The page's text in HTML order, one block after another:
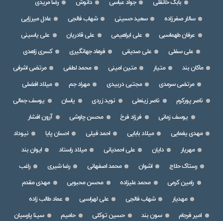
بابک خانقلی
جواد عباسی دانوش
رضا مریدی
سالار صفرزاده
سعید حسینی شهاب فالجی
عادل میرزایی
عرفان طهماسبی
علی ابراهیمی علی قادریان
علی یاسینی
علی سفلی
علی صدیقی فرهاد جهانگیری
کسری زاهدی
ماکان بند
متیار متین امینی محمد لطفی
مرتضی اشرفی
مرتضی سرمدی
مجتبی دربیدی مهراد جم
میلاد افضلی
ناصر پورکرم
ناصر زینعلی نوید زردی یاسان
یوسف جمالی
یوسف زمانی
فرزاد فرخ محسن چاوشی
آرون افشار
مهدی یغمایی
میلاد بابایی احمد فیلی احسان پایا
نیوداد
مهریار
دایان علی احمدیانی میلاد راستاد
ایوان بند
رستاک حلاج
اشوان محمد اصفهانی رضا شیری
راغب
رامین کرمی
محمد علیزاده محسن محبوبی
مهدی مقدم
مهدیار
شهاب فالجی علی لهراسبی
عماد طالب زاده
امیر فرجام
سون بند حسین توکلی حامیم
سینا پارسیان